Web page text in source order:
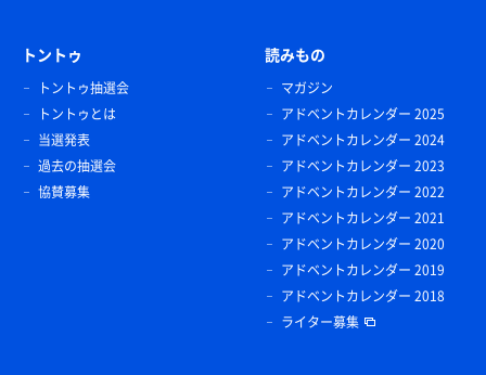
トントゥ
トントゥ抽選会
トントゥとは
当選発表
過去の抽選会
協賛募集
読みもの
マガジン
アドベントカレンダー 2025
アドベントカレンダー 2024
アドベントカレンダー 2023
アドベントカレンダー 2022
アドベントカレンダー 2021
アドベントカレンダー 2020
アドベントカレンダー 2019
アドベントカレンダー 2018
ライター募集